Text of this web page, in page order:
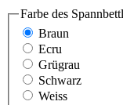
Farbe des
Braun
Ecru
Grügrau
Schwarz
Weiss